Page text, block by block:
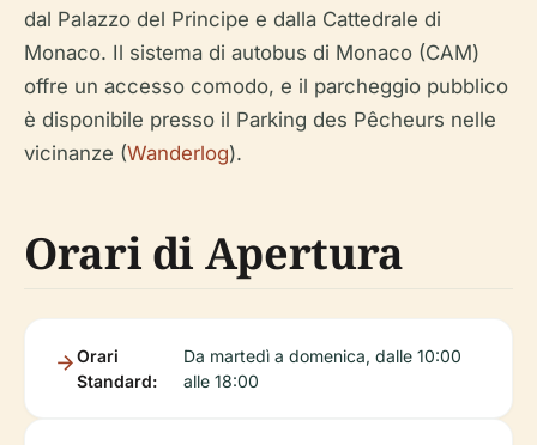
dal Palazzo del Principe e dalla Cattedrale di
Monaco. Il sistema di autobus di Monaco (CAM)
offre un accesso comodo, e il parcheggio pubblico
è disponibile presso il Parking des Pêcheurs nelle
vicinanze (Wanderlog).
Orari di Apertura
Orari
Standard:
Da martedì a domenica, dalle 10:00
alle 18:00